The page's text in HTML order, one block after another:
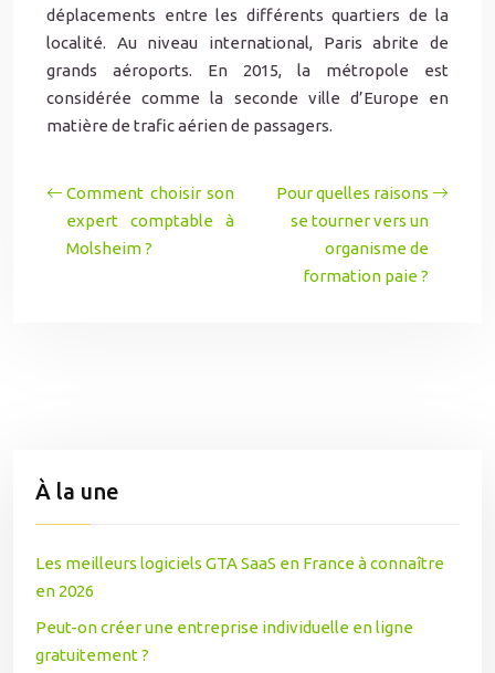
déplacements entre les différents quartiers de la
localité. Au niveau international, Paris abrite de
grands aéroports. En 2015, la métropole est
considérée comme la seconde ville d’Europe en
matière de trafic aérien de passagers.
Comment choisir son
expert comptable à
Molsheim ?
Pour quelles raisons
se tourner vers un
organisme de
formation paie ?
À la une
Les meilleurs logiciels GTA SaaS en France à connaître
en 2026
Peut-on créer une entreprise individuelle en ligne
gratuitement ?